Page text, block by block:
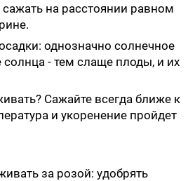
сажать на расстоянии равном
однозначно солнечное
- тем слаще плоды, и их
Сажайте всегда ближе к
и укоренение пройдет
за розой: удобрять